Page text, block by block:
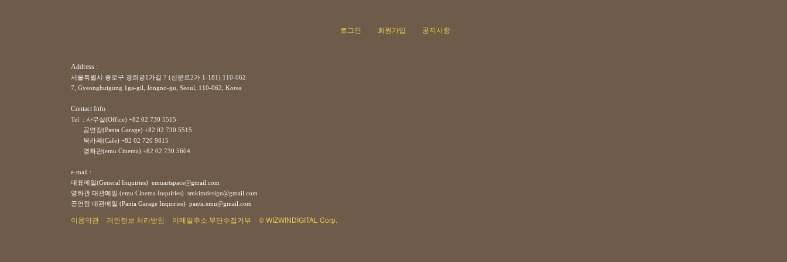
로그인 회원가입 공지사항
Address :
서울특별시 종로구 경희궁1가길 7 (신문로2가 1-181) 110-062
7, Gyeonghuigung 1ga-gil, Jongno-gu, Seoul, 110-062, Korea
Contact Info :
Tel : 사무실(Office) +82 02 730 5515
공연장(Panta Garage) +82 02 730 5515
북카페(Cafe) +82 02 720 9815
영화관(emu Cinema) +82 02 730 5604
e-mail :
대표메일(General Inquiries) emuartspace@gmail.com
영화관 대관메일 (emu Cinema Inquiries) smkimdesign@gmail.com
공연장 대관메일 (Panta Garage Inquiries) panta.emu@gmail.com
이용약관 개인정보 처리방침 이메일주소 무단수집거부 © WIZWINDIGITAL Corp.